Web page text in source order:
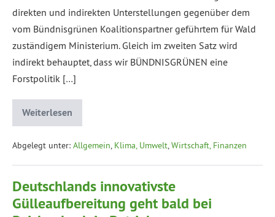
direkten und indirekten Unterstellungen gegenüber dem
vom Bündnisgrünen Koalitionspartner geführtem für Wald
zuständigem Ministerium. Gleich im zweiten Satz wird
indirekt behauptet, dass wir BÜNDNISGRÜNEN eine
Forstpolitik […]
Weiterlesen
Abgelegt unter: Allgemein, Klima, Umwelt,Wirtschaft, Finanzen
Deutschlands innovativste
Gülleaufbereitung geht bald bei